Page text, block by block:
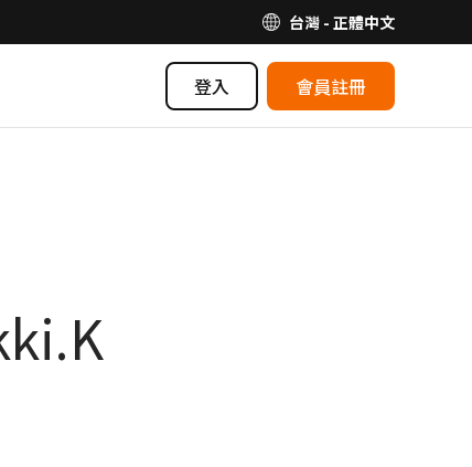
台灣 - 正體中文
登入 會員註冊